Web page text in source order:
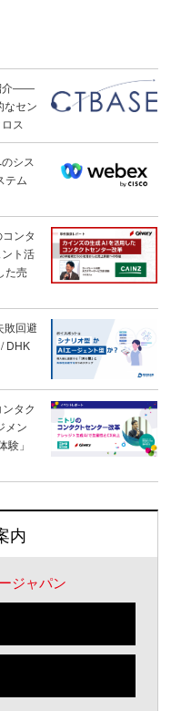
介――
なセン
ス
シス
テム
ンタ
ト活
た売
敗回避
DHK
タク
メン
験」
内
ジャパン